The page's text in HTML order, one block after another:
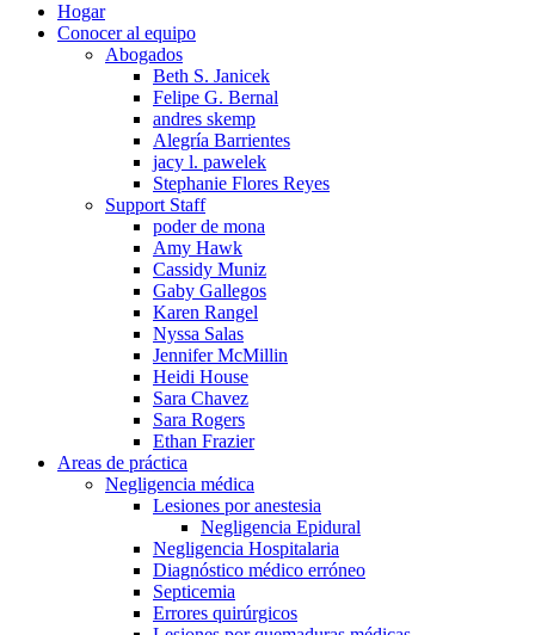
Hogar
Conocer al equipo
Abogados
Beth S. Janicek
Felipe G. Bernal
andres skemp
Alegría Barrientes
jacy l. pawelek
Stephanie Flores Reyes
Support Staff
poder de mona
Amy Hawk
Cassidy Muniz
Gaby Gallegos
Karen Rangel
Nyssa Salas
Jennifer McMillin
Heidi House
Sara Chavez
Sara Rogers
Ethan Frazier
Areas de práctica
Negligencia médica
Lesiones por anestesia
Negligencia Epidural
Negligencia Hospitalaria
Diagnóstico médico erróneo
Septicemia
Errores quirúrgicos